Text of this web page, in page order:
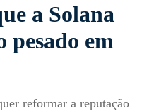
a Solana
pesado em
reformar a reputação